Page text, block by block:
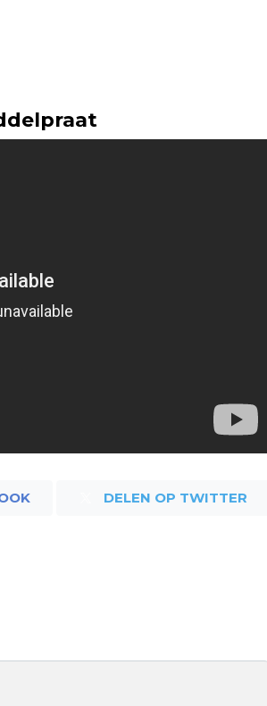
DELEN OP TWITTER